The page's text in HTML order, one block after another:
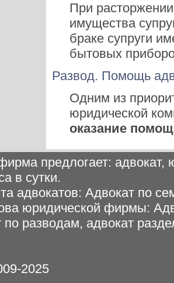
При
имущества
браке супруги
бытовых
Развод. Помощь
Одним из
юридической
оказание
предлогает: адвокат,
в сутки.
адвокатов: Адвокат по
юридической фирмы:
по разводам, адвокат
2025